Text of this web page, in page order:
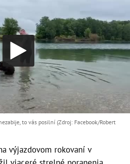
to vás posilní (Zdroj: Facebook/Robert
výjazdovom rokovaní v